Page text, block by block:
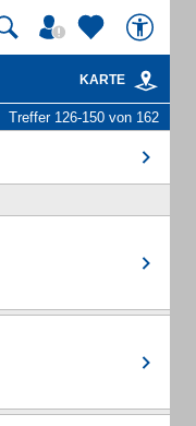
KARTE
Treffer 126-150 von 162